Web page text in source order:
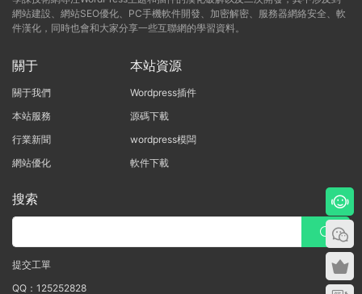
網站建設、網站SEO優化、PC手機軟件開發、加密解密、服務器網絡安全、軟
件漢化，同時也會和大家分享一些互聯網的學習資料。
關于
關于我們
本站服務
行業新聞
網站優化
本站資源
Wordpress插件
源碼下載
wordpress模闆
軟件下載
搜索
提交工單
QQ：125252828